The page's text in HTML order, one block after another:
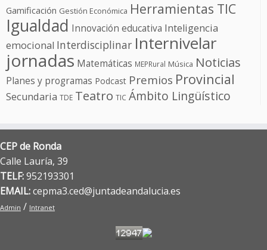
Gamificación Gestión Económica Herramientas TIC
Igualdad Innovación educativa Inteligencia
emocional Interdisciplinar Internivelar
jornadas Matemáticas MEPRural Música Noticias
Planes y programas Podcast Premios Provincial
Secundaria TDE Teatro TIC Ámbito Lingüístico
CEP de Ronda
Calle Lauría, 39
TELF:952193301
EMAIL:cepma3.ced@juntadeandalucia.es
Admin / Intranet